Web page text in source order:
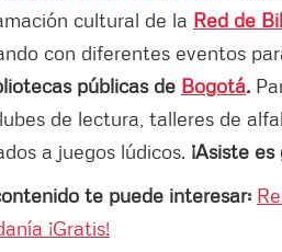
cultural de la Red de
con diferentes eventos
públicas de Bogotá.
de lectura, talleres de
a juegos lúdicos. ¡Asiste
te puede interesar:
¡Gratis!